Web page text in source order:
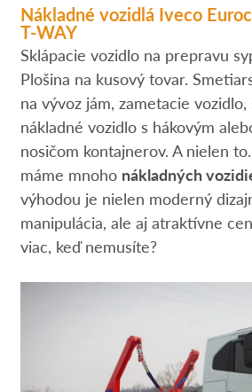
Nákladné vozidlá Iveco
T-WAY
Sklápacie vozidlo na prepravu
Plošina na kusový tovar.
na vývoz jám, zametacie
nákladné vozidlo s hákovým
nosičom kontajnerov. A nielen
máme mnoho nákladných
výhodou je nielen moderný
manipulácia, ale aj atraktívne
viac, keď nemusíte?